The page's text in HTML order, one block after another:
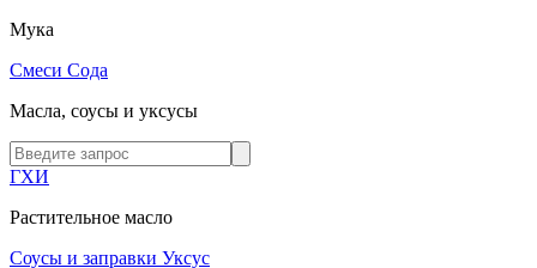
Мука
Смеси Сода
Масла, соусы и уксусы
ГХИ
Растительное масло
Соусы и заправки Уксус